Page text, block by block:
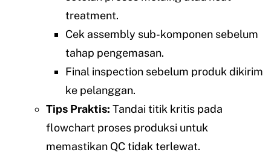
treatment.
Cek assembly sub-komponen sebelum
tahap pengemasan.
Final inspection sebelum produk dikirim
ke pelanggan.
Tips Praktis: Tandai titik kritis pada
flowchart proses produksi untuk
memastikan QC tidak terlewat.